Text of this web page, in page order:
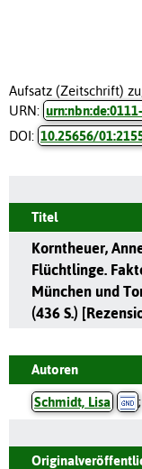
Aufsatz (Zeitschrift)
URN:
DOI: 10.25656/
Titel
Korntheuer,
Flüchtlinge.
München und
(436 S.)
Autoren
Schmidt, Lisa ;